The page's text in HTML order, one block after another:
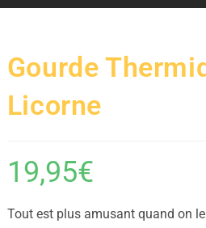
Gourde
Licorne
19,95€
Tout est plus amusant quand on